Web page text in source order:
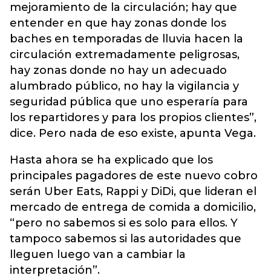
mejoramiento de la circulación; hay que
entender en que hay zonas donde los
baches en temporadas de lluvia hacen la
circulación extremadamente peligrosas,
hay zonas donde no hay un adecuado
alumbrado público, no hay la vigilancia y
seguridad pública que uno esperaría para
los repartidores y para los propios clientes”,
dice. Pero nada de eso existe, apunta Vega.
Hasta ahora se ha explicado que los
principales pagadores de este nuevo cobro
serán Uber Eats, Rappi y DiDi, que lideran el
mercado de entrega de comida a domicilio,
“pero no sabemos si es solo para ellos. Y
tampoco sabemos si las autoridades que
lleguen luego van a cambiar la
interpretación”.